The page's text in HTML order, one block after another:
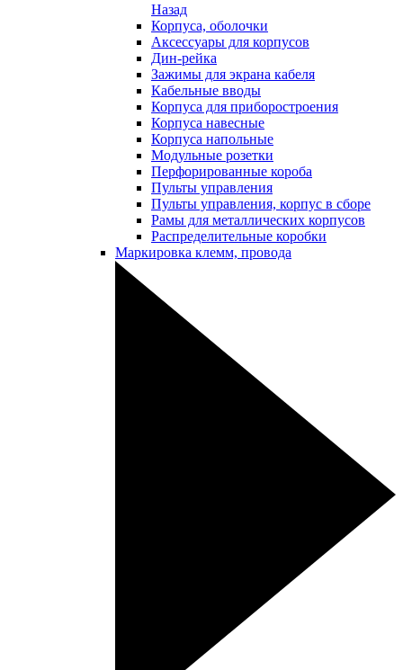
Назад
Корпуса, оболочки
Аксессуары для корпусов
Дин-рейка
Зажимы для экрана кабеля
Кабельные вводы
Корпуса для приборостроения
Корпуса навесные
Корпуса напольные
Модульные розетки
Перфорированные короба
Пульты управления
Пульты управления, корпус в сборе
Рамы для металлических корпусов
Распределительные коробки
Маркировка клемм, провода